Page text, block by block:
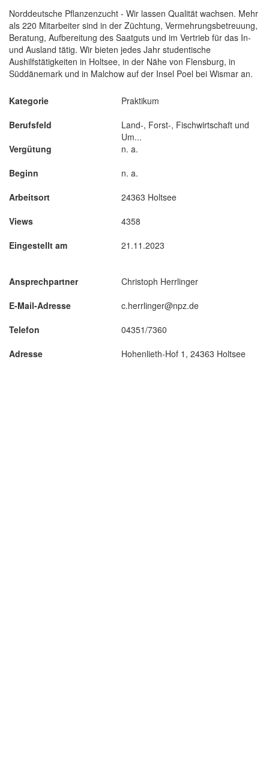
Norddeutsche Pflanzenzucht - Wir lassen Qualität wachsen. Mehr
als 220 Mitarbeiter sind in der Züchtung, Vermehrungsbetreuung,
Beratung, Aufbereitung des Saatguts und im Vertrieb für das In-
und Ausland tätig. Wir bieten jedes Jahr studentische
Aushilfstätigkeiten in Holtsee, in der Nähe von Flensburg, in
Süddänemark und in Malchow auf der Insel Poel bei Wismar an.
Kategorie
Berufsfeld
Vergütung
Beginn
Arbeitsort
Views
Eingestellt am
Praktikum
Land-, Forst-, Fischwirtschaft und
Um...
n. a.
n. a.
24363 Holtsee
4358
21.11.2023
Ansprechpartner
E-Mail-Adresse
Telefon
Adresse
Christoph Herrlinger
c.herrlinger@npz.de
04351/7360
Hohenlieth-Hof 1, 24363 Holtsee